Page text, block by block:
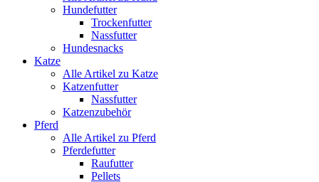
Hundefutter
Trockenfutter
Nassfutter
Hundesnacks
Katze
Alle Artikel zu Katze
Katzenfutter
Nassfutter
Katzenzubehör
Pferd
Alle Artikel zu Pferd
Pferdefutter
Raufutter
Pellets